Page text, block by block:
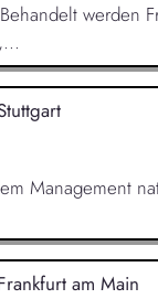
werden
Management
am Main